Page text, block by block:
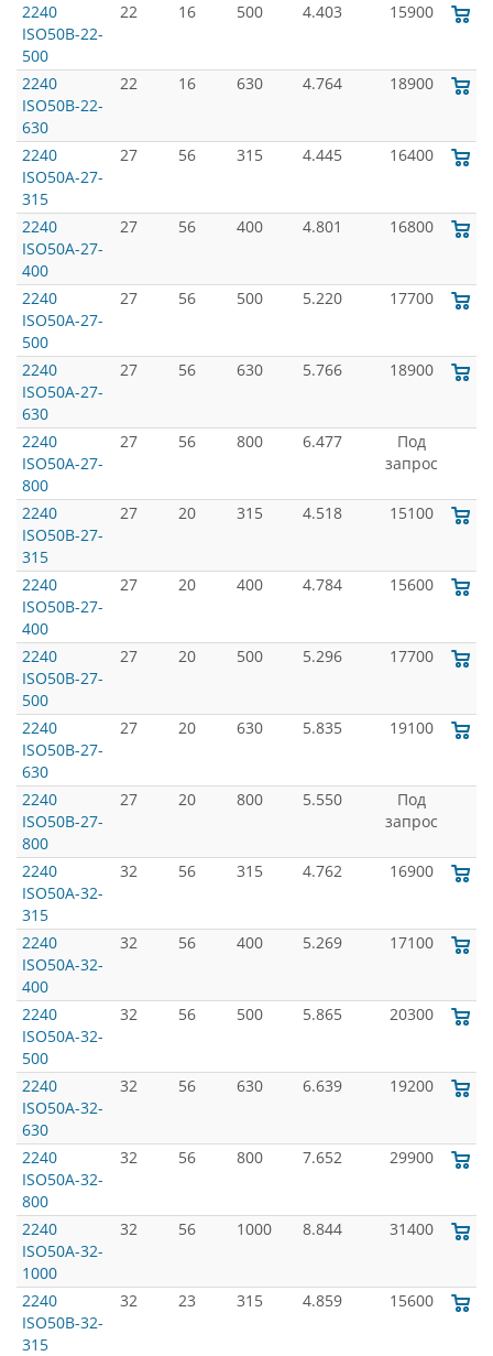
2240
ISO50B-22-
500
22 16 500 4.403 15900
2240
ISO50B-22-
630
22 16 630 4.764 18900
2240
ISO50A-27-
315
27 56 315 4.445 16400
2240
ISO50A-27-
400
27 56 400 4.801 16800
2240
ISO50A-27-
500
27 56 500 5.220 17700
2240
ISO50A-27-
630
27 56 630 5.766 18900
2240
ISO50A-27-
800
27 56 800 6.477
Под
запрос
2240
ISO50B-27-
315
27 20 315 4.518 15100
2240
ISO50B-27-
400
27 20 400 4.784 15600
2240
ISO50B-27-
500
27 20 500 5.296 17700
2240
ISO50B-27-
630
27 20 630 5.835 19100
2240
ISO50B-27-
800
27 20 800 5.550
Под
запрос
2240
ISO50A-32-
315
32 56 315 4.762 16900
2240
ISO50A-32-
400
32 56 400 5.269 17100
2240
ISO50A-32-
500
32 56 500 5.865 20300
2240
ISO50A-32-
630
32 56 630 6.639 19200
2240
ISO50A-32-
800
32 56 800 7.652 29900
2240
ISO50A-32-
1000
32 56 1000 8.844 31400
2240
ISO50B-32-
315
32 23 315 4.859 15600